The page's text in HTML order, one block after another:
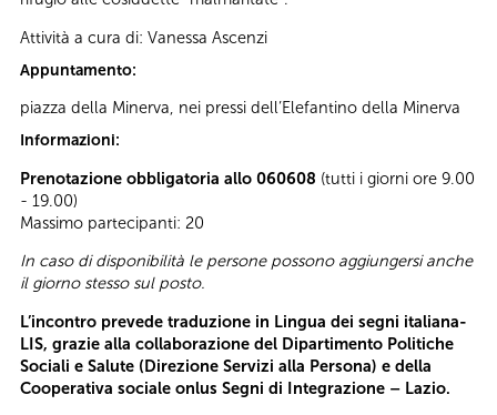
Attività a cura di: Vanessa Ascenzi
Appuntamento:
piazza della Minerva, nei pressi dell’Elefantino della Minerva
Informazioni:
Prenotazione obbligatoria allo 060608 (tutti i giorni ore 9.00
- 19.00)
Massimo partecipanti: 20
In caso di disponibilità le persone possono aggiungersi anche
il giorno stesso sul posto.
L’incontro prevede traduzione in Lingua dei segni italiana-
LIS, grazie alla collaborazione del Dipartimento Politiche
Sociali e Salute (Direzione Servizi alla Persona) e della
Cooperativa sociale onlus Segni di Integrazione – Lazio.